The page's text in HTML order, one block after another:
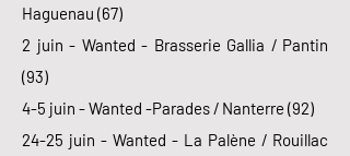
Haguenau (67)
2 juin - Wanted - Brasserie Gallia / Pantin
(93)
4-5 juin - Wanted -Parades / Nanterre (92)
24-25 juin - Wanted - La Palène / Rouillac